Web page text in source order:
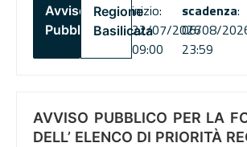
Avviso
Pubblico
Regione
Basilicata
inizio:
22/07/2026
09:00
scadenza:
06/08/
23:59
AVVISO PUBBLICO PER LA
DELL’ ELENCO DI PRIORITÀ